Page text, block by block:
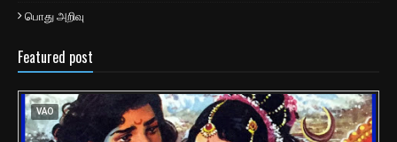
பொது அறிவு
Featured post
VAO